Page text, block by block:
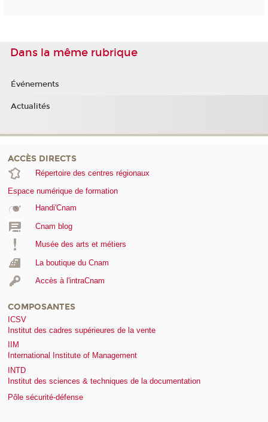
Dans la même rubrique
Événements
Actualités
ACCÈS DIRECTS
Répertoire des centres régionaux
Espace numérique de formation
Handi'Cnam
Cnam blog
Musée des arts et métiers
La boutique du Cnam
Accès à l'intraCnam
COMPOSANTES
ICSV
Institut des cadres supérieures de la vente
IIM
International Institute of Management
INTD
Institut des sciences & techniques de la documentation
Pôle sécurité-défense